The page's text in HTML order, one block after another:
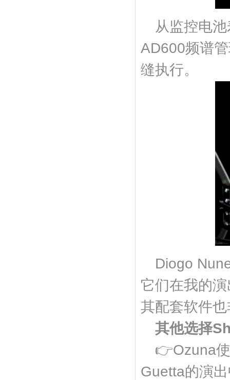
从监控电
AD600频谱
缝执行。
Diogo
它们在我的
其配套软件也
其他选择
👉Ozuna
Guetta的演